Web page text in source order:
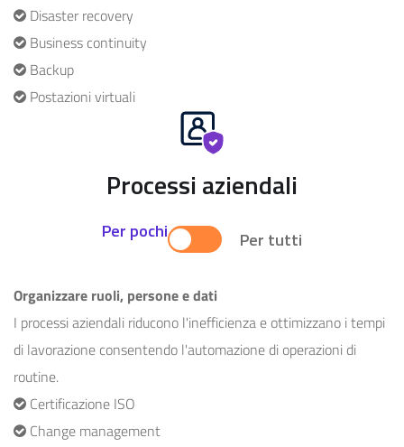
Disaster recovery
Business continuity
Backup
Postazioni virtuali
Processi aziendali
Per pochi Per tutti
Organizzare ruoli, persone e dati
I processi aziendali riducono l'inefficienza e ottimizzano i tempi
di lavorazione consentendo l'automazione di operazioni di
routine.
Certificazione ISO
Change management